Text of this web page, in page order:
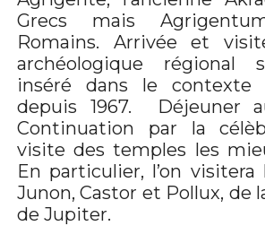
Grecs mais
Romains. Arrivée et
archéologique régional
inséré dans le contexte
depuis 1967. Déjeuner
Continuation par la
visite des temples les
En particulier, l’on
Junon, Castor et Pollux, de
de Jupiter.